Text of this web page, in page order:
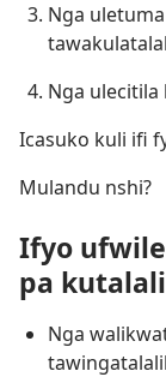
Nga
Nga
Icasuko kuli ifi
Mulandu nshi?
Ifyo
pa
Nga